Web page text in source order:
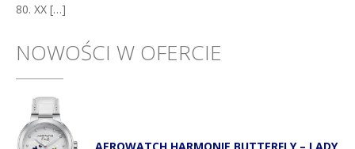
80. XX […]
NOWOŚCI W OFERCIE
AEROWATCH HARMONIE BUTTERFLY – LADY